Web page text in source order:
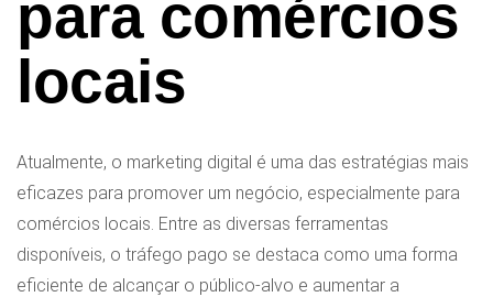
para comércios
locais
Atualmente, o marketing digital é uma das estratégias mais
eficazes para promover um negócio, especialmente para
comércios locais. Entre as diversas ferramentas
disponíveis, o tráfego pago se destaca como uma forma
eficiente de alcançar o público-alvo e aumentar a